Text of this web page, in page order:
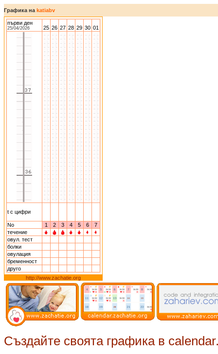
Графика на katiabv
първи ден
25/04/2026 25 26 27 28 29 30 01
t с цифри
No 1 2 3 4 5 6
7
течение
овул. тест
болки
овулация
бременност
друго
http://www.zachatie.org
Създайте своята графика в